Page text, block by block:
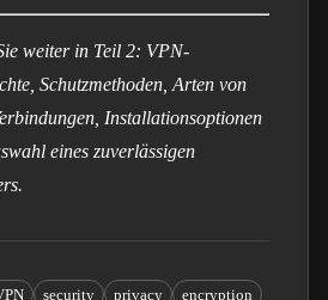
weiter in Teil 2: VPN-
Schutzmethoden, Arten von
Installationsoptionen
eines zuverlässigen
security privacy
encryption